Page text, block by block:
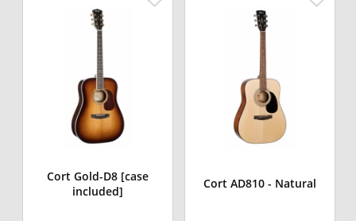
Cort Gold-D8 [case
included]
Cort AD810 - Natural